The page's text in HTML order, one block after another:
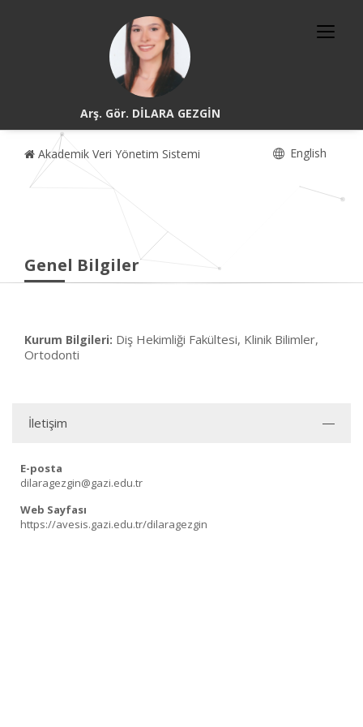
Arş. Gör. DİLARA GEZGİN
Akademik Veri Yönetim Sistemi English
Genel Bilgiler
Kurum Bilgileri: Diş Hekimliği Fakültesi, Klinik Bilimler,
Ortodonti
İletişim
E-posta
dilaragezgin@gazi.edu.tr
Web Sayfası
https://avesis.gazi.edu.tr/dilaragezgin